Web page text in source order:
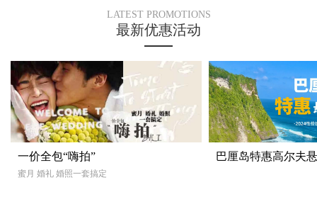
LATEST PROMOTIONS
最新优惠活动
一价全包“嗨拍”
蜜月 婚礼 婚照一套搞定
巴厘岛特惠高尔夫